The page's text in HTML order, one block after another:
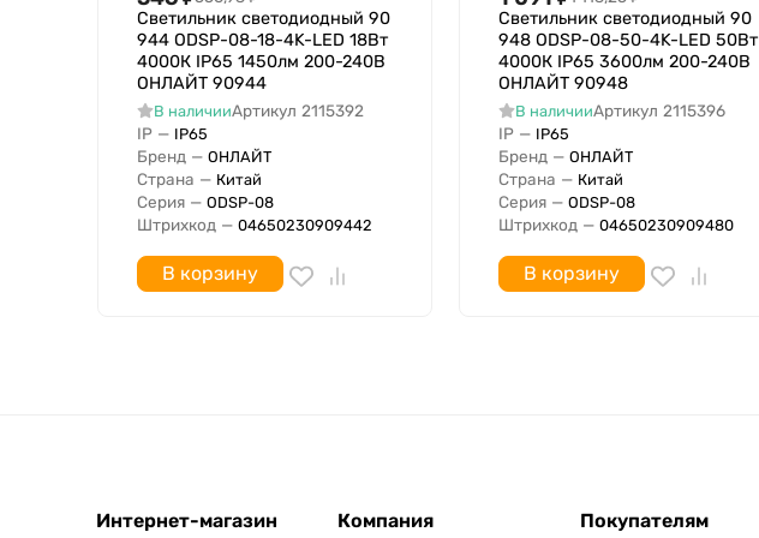
Возможность покрытия теплоизоляционным воздействием
Подходит для числа источников света
Подходит для монтажа на стену
Предназначен для встроенного монтажа
ПРА в комплекте
Подходит для рабочего места с монитором EN 12464-1
Подходит для открытого монтажа
Номинальный ток с
Подходит для обеззараживания воздуха
Светильник светодиодный 90
944 ODSP-08-18-4K-LED 18Вт
4000К IP65 1450лм 200-240В
ОНЛАЙТ 90944
В наличииАртикул 2115392
IP — IP65
Бренд — ОНЛАЙТ
Страна — Китай
Серия — ODSP-08
Штрихкод — 04650230909442
В корзину
Светильник светодиодный 90
948 ODSP-08-50-4K-LED 50Вт
4000К IP65 3600лм 200-240В
ОНЛАЙТ 90948
В наличииАртикул 2115396
IP — IP65
Бренд — ОНЛАЙТ
Страна — Китай
Серия — ODSP-08
Штрихкод — 04650230909480
В корзину
Интернет-магазин Компания Покупателям